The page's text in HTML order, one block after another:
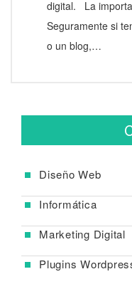
digital. La
Seguramente si
o un blog,…
Diseño Web
Informática
Marketing Digital
Plugins